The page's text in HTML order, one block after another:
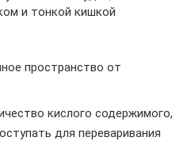
и тонкой кишкой
пространство от
кислого содержимого,
для переваривания